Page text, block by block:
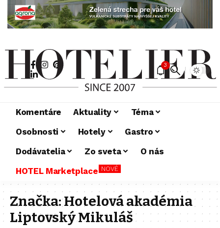
3
Komentáre Aktuality
Téma
Osobnosti
Hotely
Gastro
Dodávatelia
Zo sveta
O nás
HOTEL Marketplace NOVÉ
Značka:Hotelová akadémia
Liptovský Mikuláš